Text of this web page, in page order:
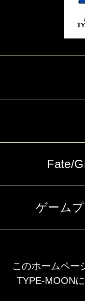
Fate/
ゲーム
このホームペー
TYPE-MOON